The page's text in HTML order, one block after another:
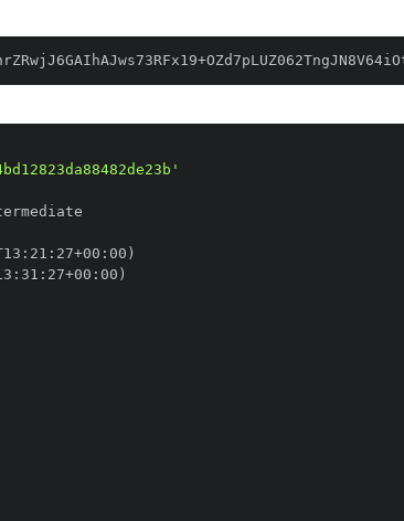
: 21 : 27+00 :
: 31 : 27+00 :